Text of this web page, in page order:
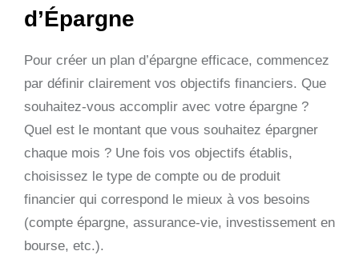
d’Épargne
Pour créer un plan d’épargne efficace, commencez
par définir clairement vos objectifs financiers. Que
souhaitez-vous accomplir avec votre épargne ?
Quel est le montant que vous souhaitez épargner
chaque mois ? Une fois vos objectifs établis,
choisissez le type de compte ou de produit
financier qui correspond le mieux à vos besoins
(compte épargne, assurance-vie, investissement en
bourse, etc.).